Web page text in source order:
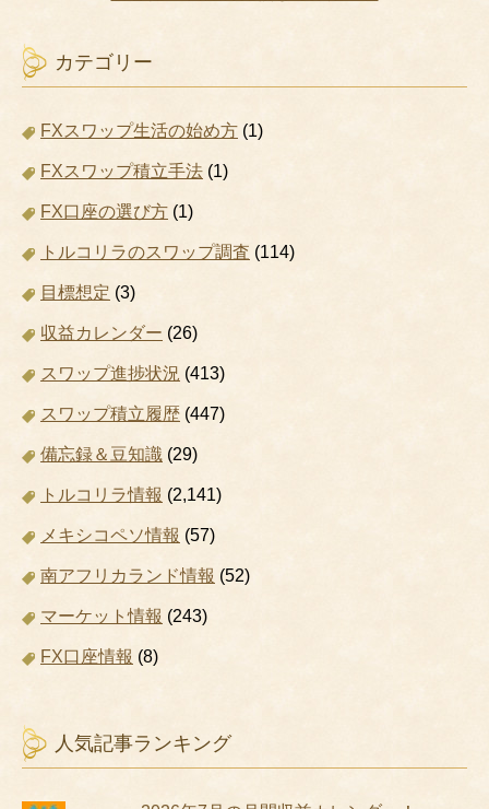
カテゴリー
FXスワップ生活の始め方 (1)
FXスワップ積立手法 (1)
FX口座の選び方 (1)
トルコリラのスワップ調査 (114)
目標想定 (3)
収益カレンダー (26)
スワップ進捗状況 (413)
スワップ積立履歴 (447)
備忘録＆豆知識 (29)
トルコリラ情報 (2,141)
メキシコペソ情報 (57)
南アフリカランド情報 (52)
マーケット情報 (243)
FX口座情報 (8)
人気記事ランキング